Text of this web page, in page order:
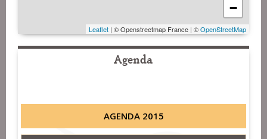
−
Leaflet | © Openstreetmap France | ©OpenStreetMap
Agenda
AGENDA 2015